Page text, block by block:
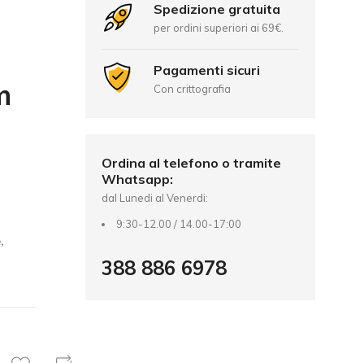
Spedizione gratuita
per ordini superiori ai 69€.
Pagamenti sicuri
Con crittografia
Ordina al telefono o tramite
Whatsapp:
dal Lunedi al Venerdi:
9:30-12.00 / 14.00-17:00
388 886 6978